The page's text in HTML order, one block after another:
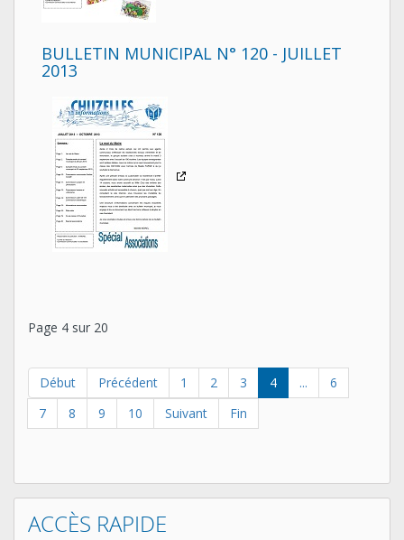
BULLETIN MUNICIPAL N° 120 - JUILLET
2013
Page 4 sur 20
Début Précédent 1 2 3 4 ...
6
7
8 9 10 Suivant Fin
ACCÈS RAPIDE